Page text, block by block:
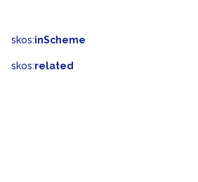
skos:inScheme
skos:related